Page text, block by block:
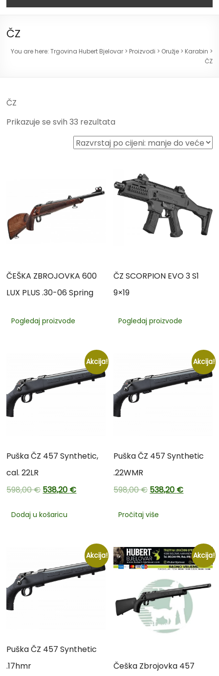
ČZ
You are here: Trgovina Hubert Bjelovar> Proizvodi > Oružje> Karabin >
ČZ
ČZ
Prikazuje se svih 33 rezultata
ČEŠKA ZBROJOVKA 600
LUX PLUS .30-06 Spring
Pogledaj proizvode
ČZ SCORPION EVO 3 S1
9×19
Pogledaj proizvode
Akcija!
Puška ČZ 457 Synthetic,
cal. 22LR
598,00€538,20 €
Dodaj u košaricu
Akcija!
Puška ČZ 457 Synthetic
.22WMR
598,00€538,20 €
Pročitaj više
Akcija!
Puška ČZ 457 Synthetic
.17hmr
Akcija!
Češka Zbrojovka 457